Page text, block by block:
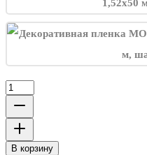
В корзину